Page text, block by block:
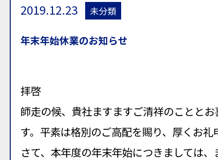
2019.12.23 未分類
年末年始休業のお知らせ
拝啓
師走の候、貴社ますますご清祥のことと
す。平素は格別のご高配を賜り、厚くお礼
さて、本年度の年末年始につきましては